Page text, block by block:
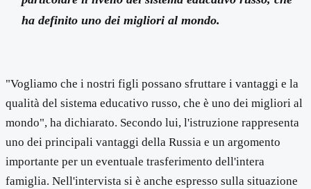
ha definito uno dei migliori al mondo.
"Vogliamo che i nostri figli possano sfruttare i vantaggi e la
qualità del sistema educativo russo, che è uno dei migliori al
mondo", ha dichiarato. Secondo lui, l'istruzione rappresenta
uno dei principali vantaggi della Russia e un argomento
importante per un eventuale trasferimento dell'intera
famiglia. Nell'intervista si è anche espresso sulla situazione